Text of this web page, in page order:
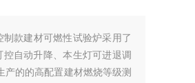
款建材可燃性试验炉采用了
自动升降、本生灯可进退调
的的高配置建材燃烧等级测